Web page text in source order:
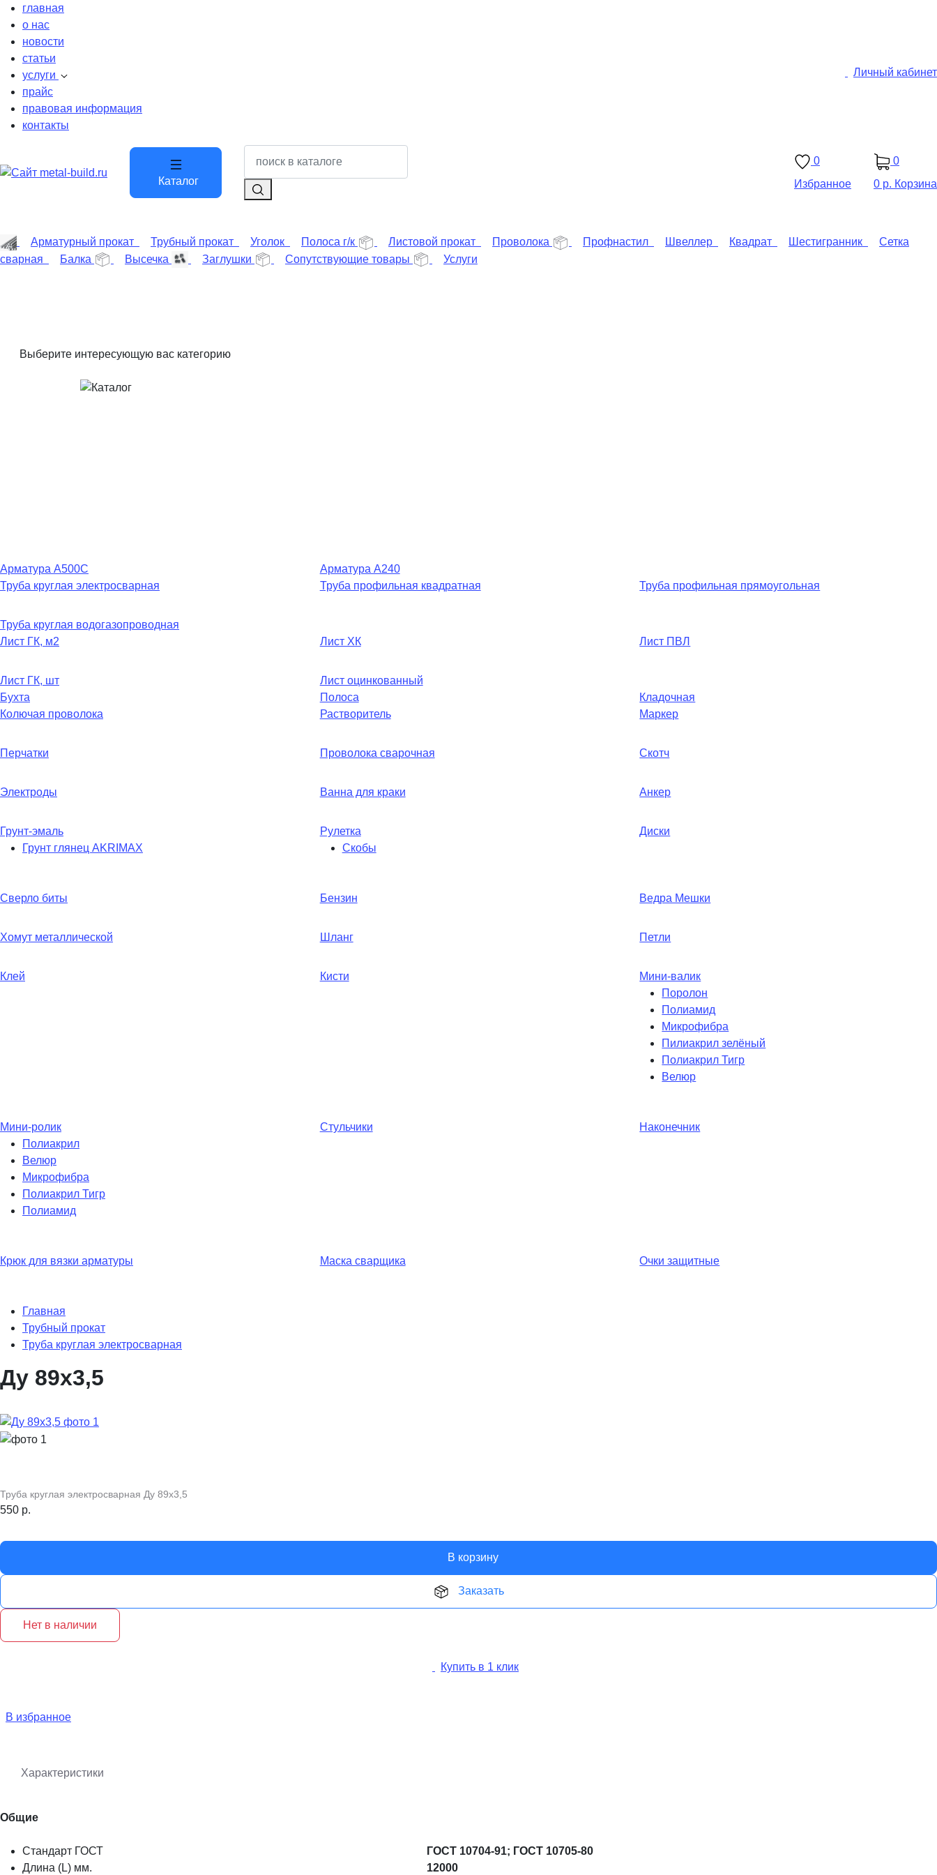
главная
о нас
новости
статьи
услуги
прайс
правовая информация
контакты
Личный кабинет
Каталог
0
Избранное
0
0 р. Корзина
Арматурный прокат Трубный прокат Уголок Полоса г/к Листовой прокат Проволока Профнастил Швеллер Квадрат Шестигранник
Сетка
сварная
Балка Высечка Заглушки Сопутствующие товары Услуги
Выберите интересующую вас категорию
Арматура А500С
Арматура А240
Труба круглая электросварная
Труба профильная квадратная Труба профильная прямоугольная
Труба круглая водогазопроводная
Лист ГК, м2
Лист ХК Лист ПВЛ
Лист ГК, шт
Лист оцинкованный
Бухта
Полоса
Кладочная
Колючая проволока
Растворитель Маркер
Перчатки Проволока сварочная Скотч
Электроды Ванна для краки Анкер
Грунт-эмаль
Грунт глянец AKRIMAX
Рулетка
Скобы
Диски
Сверло биты Бензин Ведра Мешки
Хомут металлической Шланг Петли
Клей Кисти
Мини-валик
Поролон
Полиамид
Микрофибра
Пилиакрил зелёный
Полиакрил Тигр
Велюр
Мини-ролик
Полиакрил
Велюр
Микрофибра
Полиакрил Тигр
Полиамид
Стульчики Наконечник
Крюк для вязки арматуры Маска сварщика Очки защитные
Главная
Трубный прокат
Труба круглая электросварная
Ду 89х3,5
Труба круглая электросварная Ду 89х3,5
550 р.
В корзину
Заказать
Нет в наличии
В избранное
Купить в 1 клик
Характеристики
Общие
Стандарт ГОСТ
ГОСТ 10704-91; ГОСТ 10705-80
Длина (L) мм.
12000